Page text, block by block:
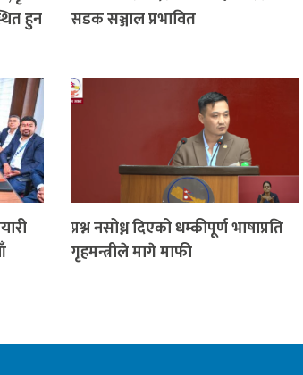
हुन
सडक सञ्जाल प्रभावित
प्रश्न नसोध्न दिएको धम्कीपूर्ण भाषाप्रति
गृहमन्त्रीले मागे माफी